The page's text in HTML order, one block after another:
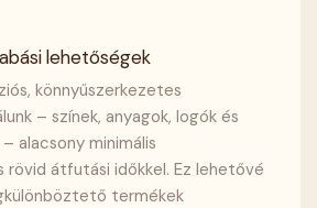
lehetőségek
könnyűszerkezetes
– színek, anyagok, logók és
alacsony minimális
rövid átfutási időkkel. Ez lehetővé
termékek